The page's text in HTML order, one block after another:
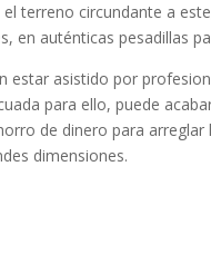
terreno circundante a
en auténticas pesadillas
estar asistido por
para ello, puede
de dinero para
dimensiones.